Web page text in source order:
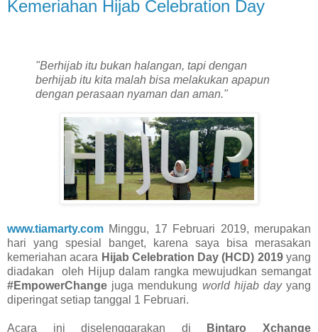
Kemeriahan Hijab Celebration Day
"Berhijab itu bukan halangan, tapi dengan
berhijab itu kita malah bisa melakukan apapun
dengan perasaan nyaman dan aman."
www.tiamarty.com Minggu, 17 Februari 2019, merupakan
hari yang spesial banget, karena saya bisa merasakan
kemeriahan acara Hijab Celebration Day (HCD) 2019yang
diadakan oleh Hijup dalam rangka mewujudkan semangat
#EmpowerChange juga mendukung world hijab dayyang
diperingat setiap tanggal 1 Februari.
Acara ini diselenggarakan di
Bintaro Xchange